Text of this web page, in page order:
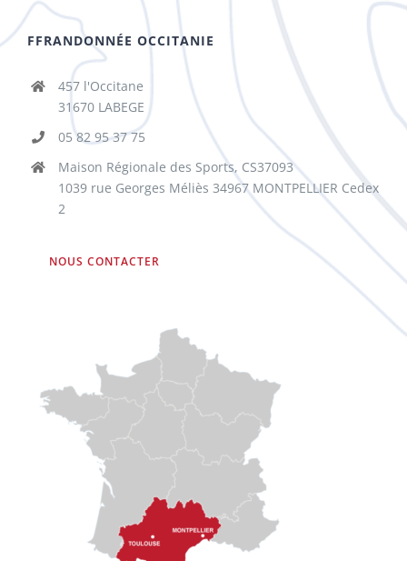
FFRANDONNÉE OCCITANIE
457 l'Occitane
31670 LABEGE
05 82 95 37 75
Maison Régionale des Sports, CS37093
1039 rue Georges Méliès 34967 MONTPELLIER Cedex
2
NOUS CONTACTER